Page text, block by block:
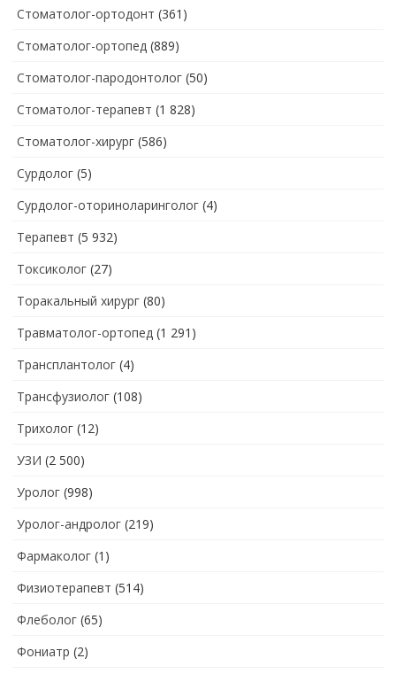
Стоматолог-ортодонт (361)
Стоматолог-ортопед (889)
Стоматолог-пародонтолог (50)
Стоматолог-терапевт (1 828)
Стоматолог-хирург (586)
Сурдолог (5)
Сурдолог-оториноларинголог (4)
Терапевт (5 932)
Токсиколог (27)
Торакальный хирург (80)
Травматолог-ортопед (1 291)
Трансплантолог (4)
Трансфузиолог (108)
Трихолог (12)
УЗИ (2 500)
Уролог (998)
Уролог-андролог (219)
Фармаколог (1)
Физиотерапевт (514)
Флеболог (65)
Фониатр (2)